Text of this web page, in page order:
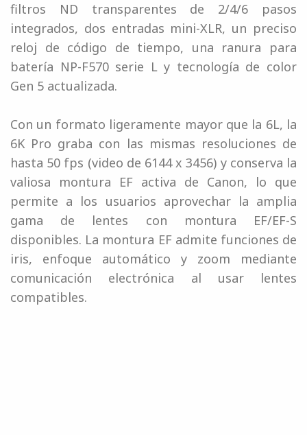
filtros ND transparentes de 2/4/6 pasos
integrados, dos entradas mini-XLR, un preciso
reloj de código de tiempo, una ranura para
batería NP-F570 serie L y tecnología de color
Gen 5 actualizada.
Con un formato ligeramente mayor que la 6L, la
6K Pro graba con las mismas resoluciones de
hasta 50 fps (video de 6144 x 3456) y conserva la
valiosa montura EF activa de Canon, lo que
permite a los usuarios aprovechar la amplia
gama de lentes con montura EF/EF-S
disponibles. La montura EF admite funciones de
iris, enfoque automático y zoom mediante
comunicación electrónica al usar lentes
compatibles.